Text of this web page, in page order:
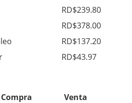
RD$239.80
RD$378.00
RD$137.20
RD$43.97
Compra
Venta